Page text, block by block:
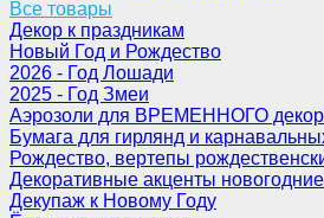
Все товары
Декор к праздникам
Новый Год и Рождество
2026 - Год Лошади
2025 - Год Змеи
Аэрозоли для ВРЕМЕННОГО
Бумага для гирлянд и
Рождество, вертепы
Декоративные акценты новогодние
Декупаж к Новому Году